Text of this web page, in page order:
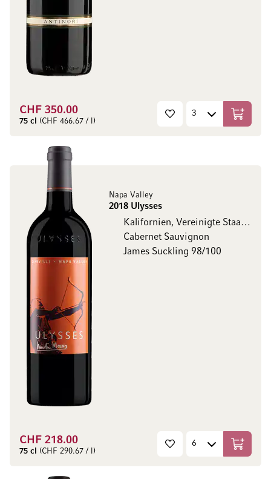
CHF 350.00
75 cl (CHF 466.67 / l) In den
Napa Valley
2018 Ulysses
Kalifornien, Vereinigte Staaten
Cabernet Sauvignon
James Suckling 98/100
CHF 218.00
75 cl (CHF 290.67 / l) In den